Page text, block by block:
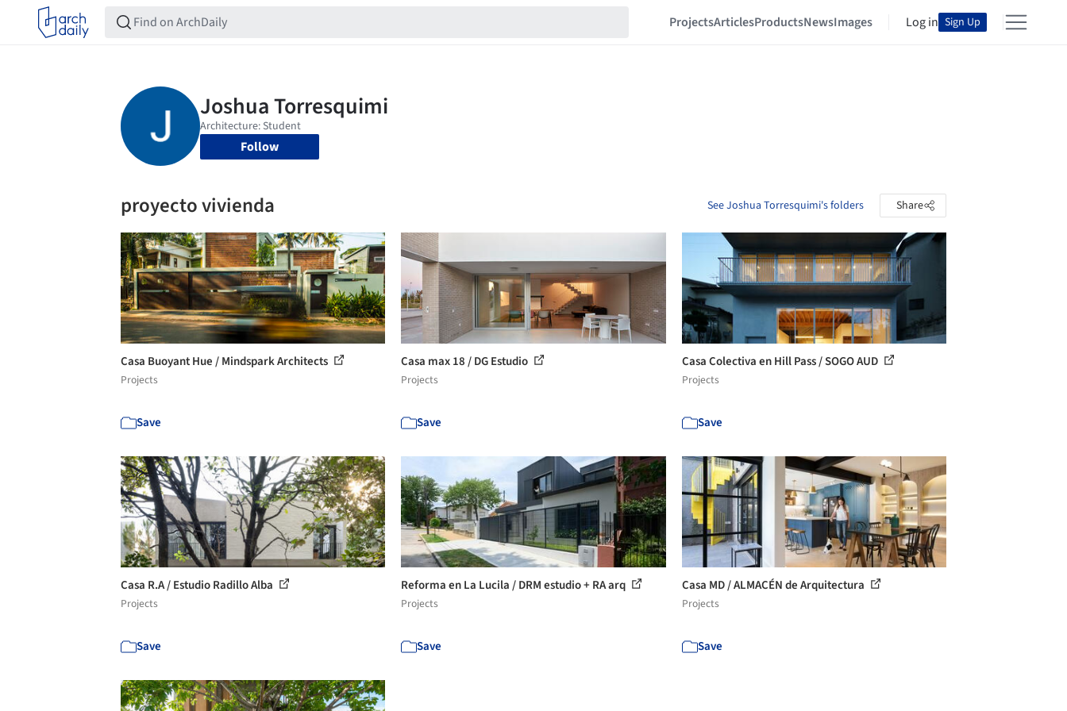
ProjectsArticlesProductsNewsImages Log in Sign Up
Follow
proyecto vivienda See Joshua Torresquimi's folders Share
Casa Buoyant Hue / Mindspark Architects
Projects
Save
Casa max 18 / DG Estudio
Projects
Save
Casa Colectiva en Hill Pass / SOGO AUD
Projects
Save
Casa R.A / Estudio Radillo Alba
Projects
Save
Reforma en La Lucila / DRM estudio + RA arq
Projects
Save
Casa MD / ALMACÉN de Arquitectura
Projects
Save